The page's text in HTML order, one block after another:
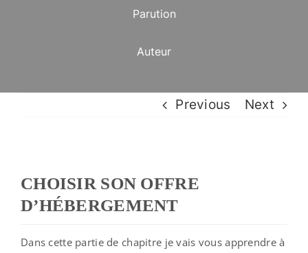
Parution
Auteur
Previous Next
CHOISIR SON OFFRE
D’HÉBERGEMENT
Dans cette partie de chapitre je vais vous apprendre à